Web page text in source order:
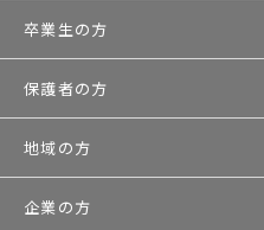
卒業生の方
保護者の方
地域の方
企業の方